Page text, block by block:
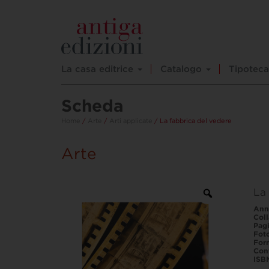
La casa editrice Catalogo Tipoteca
Scheda
/ / / La fabbrica del vedere
Arte